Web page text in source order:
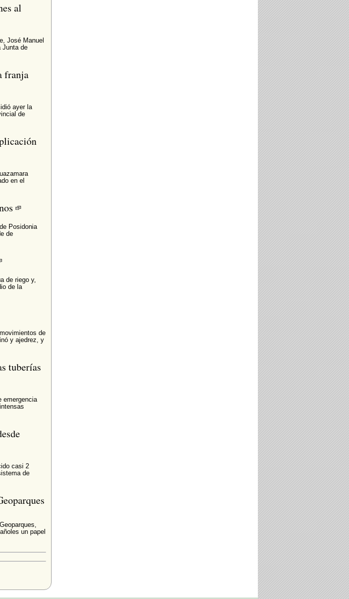
al
José Manuel
Junta de
franja
ayer la
de
en el
Posidonia
de
de riego y,
de la
de
y ajedrez, y
tuberías
emergencia
casi 2
de
un papel